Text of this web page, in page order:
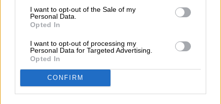
I want to opt-out of the Sale of my
Personal Data.
Opted In
I want to opt-out of processing my
Personal Data for Targeted Advertising.
Opted In
CONFIRM
duración.
Diego Bastarrica
Senior Editor